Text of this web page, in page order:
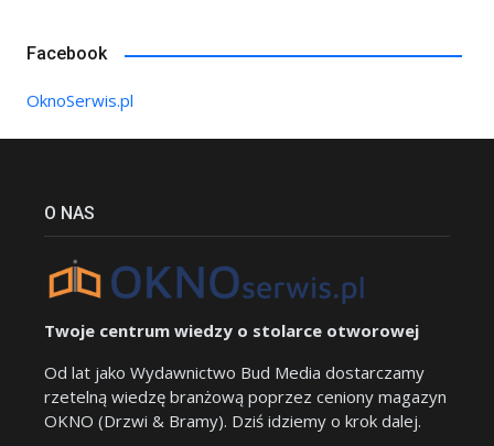
Facebook
OknoSerwis.pl
O NAS
Twoje centrum wiedzy o stolarce otworowej
Od lat jako Wydawnictwo Bud Media dostarczamy
rzetelną wiedzę branżową poprzez ceniony magazyn
OKNO (Drzwi & Bramy). Dziś idziemy o krok dalej.